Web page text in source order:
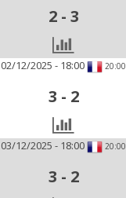
2 - 3
02/12/2025 - 18:00
20:00
3 - 2
03/12/2025 - 18:00
20:00
3 - 2